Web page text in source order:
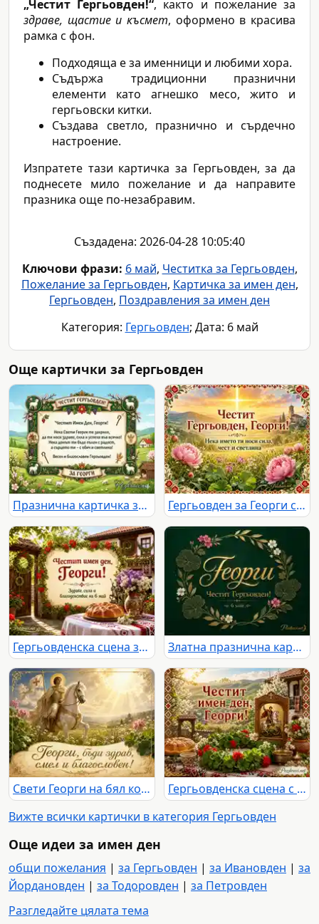
„Честит Гергьовден!“, както и пожелание за
здраве, щастие и късмет, оформено в красива
рамка с фон.
Подходяща е за именници и любими хора.
Съдържа традиционни празнични
елементи като агнешко месо, жито и
гергьовски китки.
Създава светло, празнично и сърдечно
настроение.
Изпратете тази картичка за Гергьовден, за да
поднесете мило пожелание и да направите
празника още по-незабравим.
Създадена: 2026-04-28 10:05:40
Ключови фрази: 6 май, Честитка за Гергьовден,
Пожелание за Гергьовден, Картичка за имен ден,
Гергьовден, Поздравления за имен ден
Категория: Гергьовден; Дата: 6 май
Още картички за Гергьовден
Празнична картичка за Гергьовден за Георги Гергьовден за Георги със слънчев кръст, църква, божури и български фолклорни мотиви
Гергьовденска сцена за имен ден на Георги с пита, цветя и традиционен български двор Златна празнична картичка за Георги с надпис „Честит Гергьовден!“ и дата 6 май
Свети Георги на бял кон с благослов за Георги на Гергьовден
Гергьовденска сцена с икона на Свети Георги и надпис „Честит имен ден, Георги!“
Вижте всички картички в категория Гергьовден
Още идеи за имен ден
общи пожелания | за Гергьовден | за Ивановден | за
Йордановден | за Тодоровден | за Петровден
Разгледайте цялата тема